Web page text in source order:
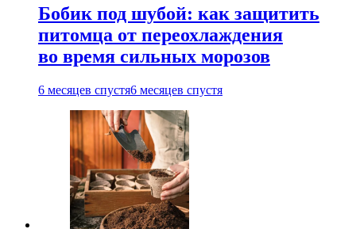
Бобик под шубой: как защитить
питомца от переохлаждения
во время сильных морозов
6 месяцев спустя6 месяцев спустя